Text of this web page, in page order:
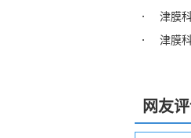
津膜
津膜
网友